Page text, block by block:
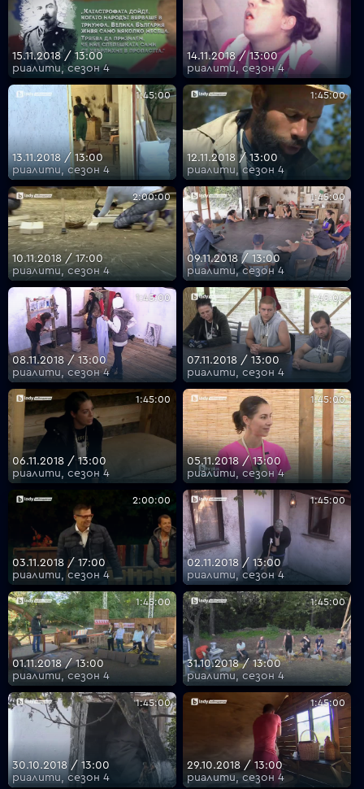
15.11.2018 / 13:00
риалити, сезон 4
14.11.2018 / 13:00
риалити, сезон 4
1:45:00
13.11.2018 / 13:00
риалити, сезон 4
1:45:00
12.11.2018 / 13:00
риалити, сезон 4
2:00:00
10.11.2018 / 17:00
риалити, сезон 4
1:45:00
09.11.2018 / 13:00
риалити, сезон 4
1:45:00
08.11.2018 / 13:00
риалити, сезон 4
1:45:00
07.11.2018 / 13:00
риалити, сезон 4
1:45:00
06.11.2018 / 13:00
риалити, сезон 4
1:45:00
05.11.2018 / 13:00
риалити, сезон 4
2:00:00
03.11.2018 / 17:00
риалити, сезон 4
1:45:00
02.11.2018 / 13:00
риалити, сезон 4
1:45:00
01.11.2018 / 13:00
риалити, сезон 4
1:45:00
31.10.2018 / 13:00
риалити, сезон 4
1:45:00
30.10.2018 / 13:00
риалити, сезон 4
1:45:00
29.10.2018 / 13:00
риалити, сезон 4